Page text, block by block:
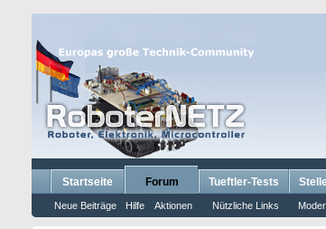
Startseite Forum
Neue Beiträge Hilfe Aktionen Nützliche Links
Tueftler-Tests